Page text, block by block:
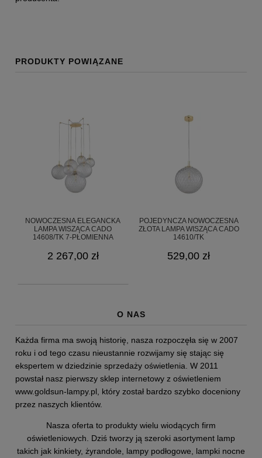
PRODUKTY POWIĄZANE
NOWOCZESNA ELEGANCKA
LAMPA WISZĄCA CADO
14608/TK 7-PŁOMIENNA
2 267,00 zł
POJEDYNCZA NOWOCZESNA
ZŁOTA LAMPA WISZĄCA CADO
14610/TK
529,00 zł
O NAS
Każda firma ma swoją historię, nasza rozpoczęła się w 2007
roku i od tego czasu nieustannie rozwijamy się stając się
ekspertem w dziedzinie sprzedaży oświetlenia. W 2011
powstał nasz pierwszy sklep internetowy z oświetleniem
www.goldsun-lampy.pl,
który został bardzo szybko doceniony
przez naszych klientów.
Nasza oferta to produkty wielu wiodących firm
oświetleniowych. Dziś tworzy ją szeroki asortyment lamp
takich jak kinkiety, żyrandole, lampy podłogowe, lampki nocne